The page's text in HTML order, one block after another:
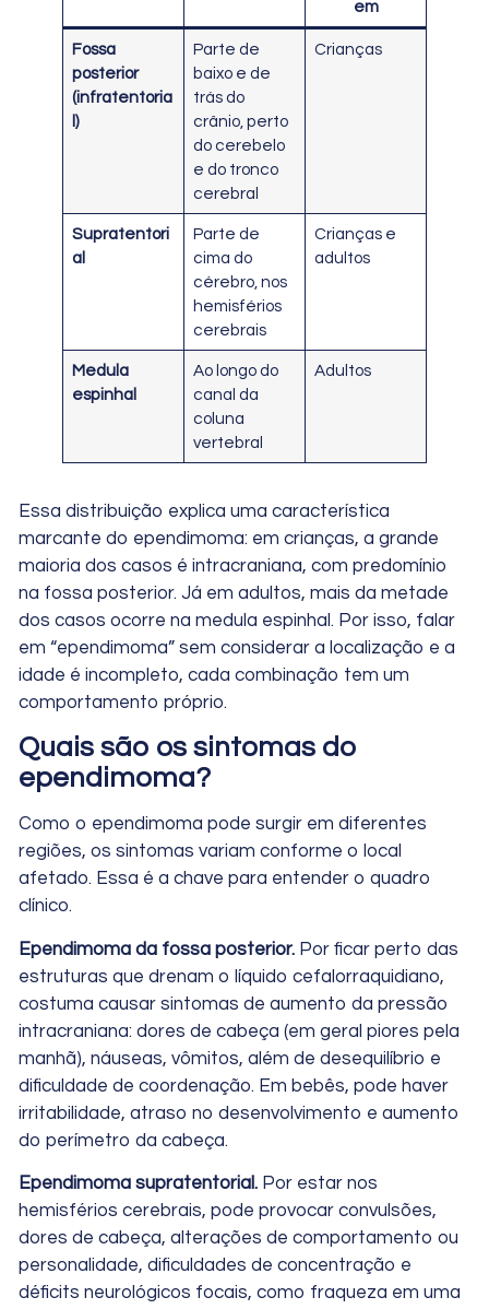
em
Fossa
posterior
(infratentoria
l)
Parte de
baixo e de
trás do
crânio, perto
do cerebelo
e do tronco
cerebral
Crianças
Supratentori
al
Parte de
cima do
cérebro, nos
hemisférios
cerebrais
Crianças e
adultos
Medula
espinhal
Ao longo do
canal da
coluna
vertebral
Adultos
Essa distribuição explica uma característica
marcante do ependimoma: em crianças, a grande
maioria dos casos é intracraniana, com predomínio
na fossa posterior. Já em adultos, mais da metade
dos casos ocorre na medula espinhal. Por isso, falar
em “ependimoma” sem considerar a localização e a
idade é incompleto, cada combinação tem um
comportamento próprio.
Quais são os sintomas do
ependimoma?
Como o ependimoma pode surgir em diferentes
regiões, os sintomas variam conforme o local
afetado. Essa é a chave para entender o quadro
clínico.
Ependimoma da fossa posterior. Por ficar perto das
estruturas que drenam o líquido cefalorraquidiano,
costuma causar sintomas de aumento da pressão
intracraniana: dores de cabeça (em geral piores pela
manhã), náuseas, vômitos, além de desequilíbrio e
dificuldade de coordenação. Em bebês, pode haver
irritabilidade, atraso no desenvolvimento e aumento
do perímetro da cabeça.
Ependimoma supratentorial. Por estar nos
hemisférios cerebrais, pode provocar convulsões,
dores de cabeça, alterações de comportamento ou
personalidade, dificuldades de concentração e
déficits neurológicos focais, como fraqueza em uma